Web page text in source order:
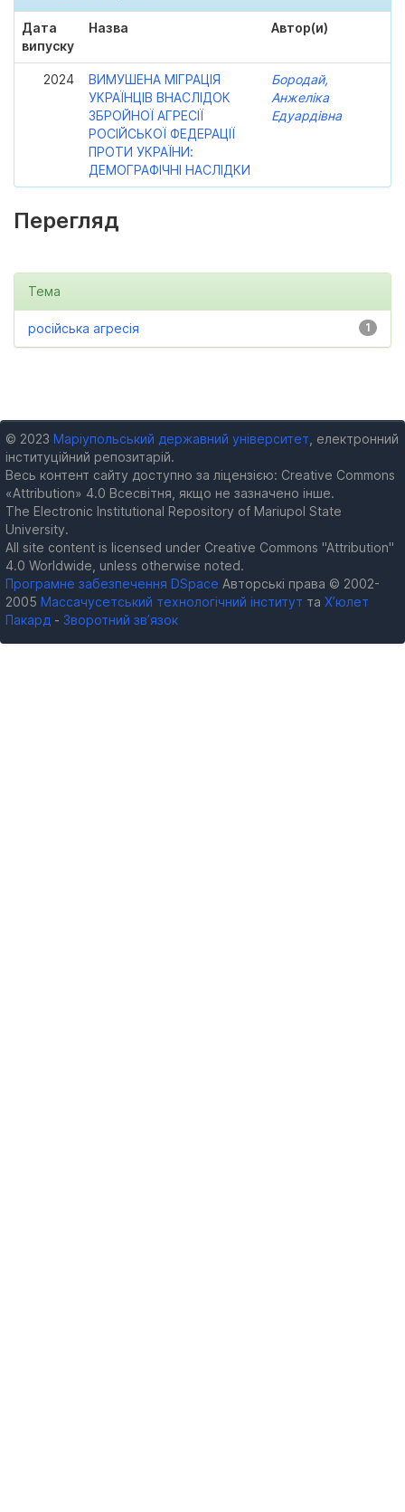
Дата
випуску
Назва Автор(и)
2024
ВИМУШЕНА МІГРАЦІЯ
УКРАЇНЦІВ ВНАСЛІДОК
ЗБРОЙНОЇ АГРЕСІЇ
РОСІЙСЬКОЇ ФЕДЕРАЦІЇ
ПРОТИ УКРАЇНИ:
ДЕМОГРАФІЧНІ НАСЛІДКИ
Бородай,
Анжеліка
Едуардівна
Перегляд
Тема
1
російська агресія
© 2023 Маріупольський державний університет , електронний
інституційний репозитарій.
Весь контент сайту доступно за ліцензією: Creative Commons
«Attribution» 4.0 Всесвітня, якщо не зазначено інше.
The Electronic Institutional Repository of Mariupol State
University.
All site content is licensed under Creative Commons "Attribution"
4.0 Worldwide, unless otherwise noted.
Програмне забезпечення DSpace Авторські права © 2002-
2005 Массачусетський технологічний інститут та Х’юлет
Пакард - Зворотний зв’язок